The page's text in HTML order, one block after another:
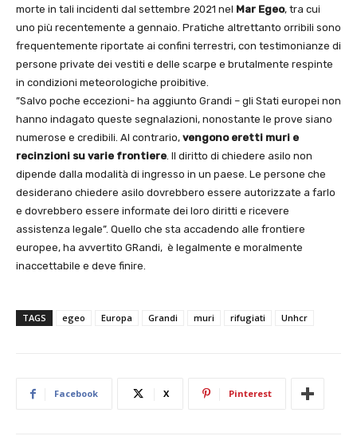
morte in tali incidenti dal settembre 2021 nel Mar Egeo, tra cui
uno più recentemente a gennaio. Pratiche altrettanto orribili sono
frequentemente riportate ai confini terrestri, con testimonianze di
persone private dei vestiti e delle scarpe e brutalmente respinte
in condizioni meteorologiche proibitive.
”Salvo poche eccezioni- ha aggiunto Grandi – gli Stati europei non
hanno indagato queste segnalazioni, nonostante le prove siano
numerose e credibili. Al contrario, vengono eretti muri e
recinzioni su varie frontiere. Il diritto di chiedere asilo non
dipende dalla modalità di ingresso in un paese. Le persone che
desiderano chiedere asilo dovrebbero essere autorizzate a farlo
e dovrebbero essere informate dei loro diritti e ricevere
assistenza legale”. Quello che sta accadendo alle frontiere
europee, ha avvertito GRandi, è legalmente e moralmente
inaccettabile e deve finire.
TAGS egeo Europa Grandi muri rifugiati Unhcr
Facebook X Pinterest